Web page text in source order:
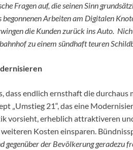
Fragen auf, die seinen Sinn
Arbeiten am Digitalen
die Kunden zurück ins Auto.
zu einem sündhaft teuren
dass endlich ernsthaft die durchaus
„Umstieg 21“, das eine
vorsieht, erheblich attraktiveren
Kosten einsparen.
gegenüber der Bevölkerung geradezu